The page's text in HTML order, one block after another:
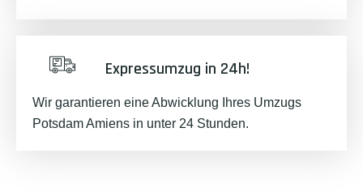
Expressumzug in 24h!
Wir garantieren eine Abwicklung Ihres Umzugs
Potsdam Amiens in unter 24 Stunden.